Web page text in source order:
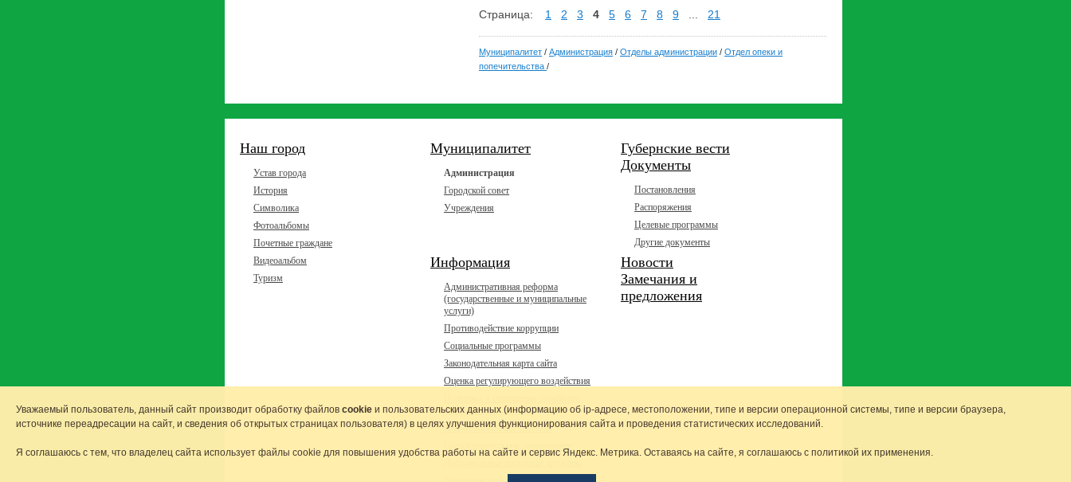
Страница: 1 2 3 4 5 6 7 8 9 21
Муниципалитет / Администрация / Отделы администрации / Отдел опеки и
попечительства /
Наш город
Устав города
История
Символика
Фотоальбомы
Почетные граждане
Видеоальбом
Туризм
Муниципалитет
Администрация
Городской совет
Учреждения
Губернские вести
Документы
Постановления
Распоряжения
Целевые программы
Другие документы
Информация
Административная реформа
(государственные и муниципальные
услуги)
Противодействие коррупции
Социальные программы
Законодательная карта сайта
Оценка регулирующего воздействия
персональных данных
Информационные системы
Градостроительное зонирование
Новости
Замечания и
предложения
Уважаемый пользователь, данный сайт производит обработку файлов cookie и пользовательских данных (информацию об ip-адресе, местоположении, типе и версии операционной системы, типе и версии браузера,
источнике переадресации на сайт, и сведения об открытых страницах пользователя) в целях улучшения функционирования сайта и проведения статистических исследований.
Я соглашаюсь с тем, что владелец сайта использует файлы cookie для повышения удобства работы на сайте и сервис Яндекс. Метрика. Оставаясь на сайте, я соглашаюсь с политикой их применения.